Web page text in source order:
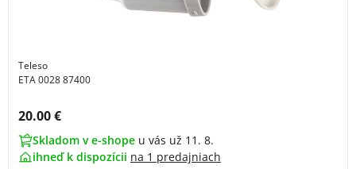
Teleso
ETA 0028 87400
Cena s DPH:
20.00 €
Skladom v e-shope u vás už 11. 8.
ihneď k dispozícii na 1 predajniach